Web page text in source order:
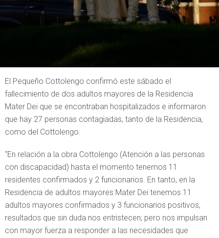
El Pequeño Cottolengo confirmó este sábado el
fallecimiento de dos adultos mayores de la Residencia
Mater Dei que se encontraban hospitalizados e informaron
que hay 27 personas contagiadas, tanto de la Residencia,
como del Cottolengo.
“En relación a la obra Cottolengo (Atención a las personas
con discapacidad) hasta el momento tenemos 11
residentes confirmados y 2 funcionarios. En tanto, en la
Residencia de adultos mayores Mater Dei tenemos 11
adultos mayores confirmados y 3 funcionarios positivos,
resultados que sin duda nos entristecen; pero nos impulsan
con mayor fuerza a responder a las necesidades que